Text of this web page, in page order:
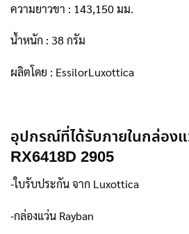
ความยาวขา : 143,150 มม.
น้ำหนัก : 38 กรัม
ผลิตโดย : EssilorLuxottica
อุปกรณ์ที่ได้รับภายในกล่อง
RX6418D 2905
-ใบรับประกัน จาก Luxottica
-กล่องแว่น Rayban